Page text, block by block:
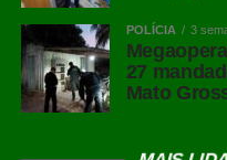
POLÍCIA 3
27
Mato